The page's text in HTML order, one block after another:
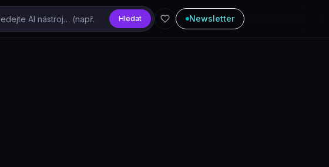
Hledat Newsletter